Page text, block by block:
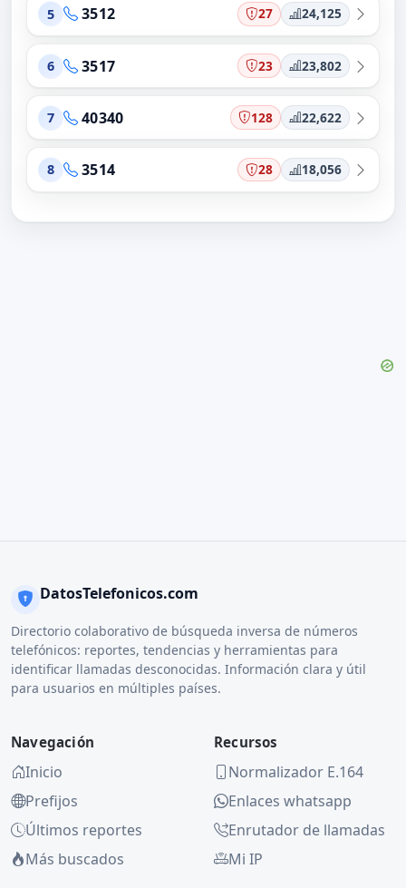
5 3512 27 24,125
6 3517 23 23,802
7 40340 128 22,622
8 3514 28 18,056
DatosTelefonicos.com
Directorio colaborativo de búsqueda inversa de números
telefónicos: reportes, tendencias y herramientas para
identificar llamadas desconocidas. Información clara y útil
para usuarios en múltiples países.
Navegación
Inicio
Prefijos
Últimos reportes
Más buscados
Recursos
Normalizador E.164
Enlaces whatsapp
Enrutador de llamadas
Mi IP